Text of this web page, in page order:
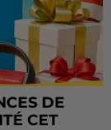
DE
CET